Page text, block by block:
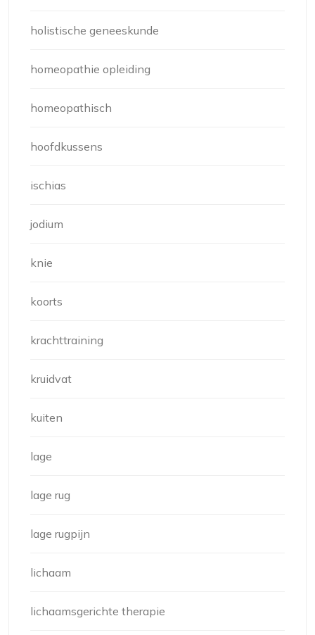
holistische geneeskunde
homeopathie opleiding
homeopathisch
hoofdkussens
ischias
jodium
knie
koorts
krachttraining
kruidvat
kuiten
lage
lage rug
lage rugpijn
lichaam
lichaamsgerichte therapie